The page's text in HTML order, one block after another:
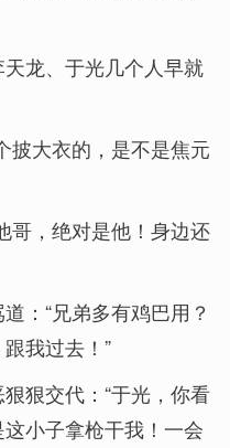
龙、于光几个人早就
披大衣的，是不是焦元
哥，绝对是他！身边还
：“兄弟多有鸡巴用？
我过去！”
狠交代：“于光，你看
小子拿枪干我！一会